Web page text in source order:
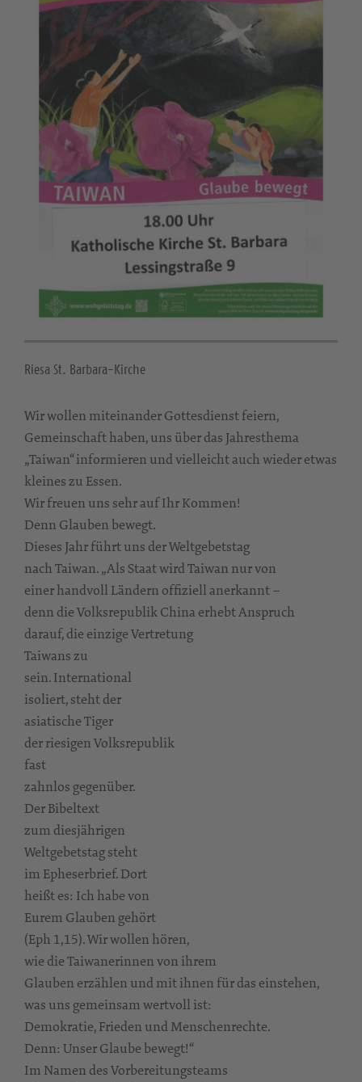
Riesa St. Barbara-Kirche
Wir wollen miteinander Gottesdienst feiern,
Gemeinschaft haben, uns über das Jahresthema
„Taiwan“ informieren und vielleicht auch wieder etwas
kleines zu Essen.
Wir freuen uns sehr auf Ihr Kommen!
Denn Glauben bewegt.
Dieses Jahr führt uns der Weltgebetstag
nach Taiwan. „Als Staat wird Taiwan nur von
einer handvoll Ländern offiziell anerkannt –
denn die Volksrepublik China erhebt Anspruch
darauf, die einzige Vertretung
Taiwans zu
sein. International
isoliert, steht der
asiatische Tiger
der riesigen Volksrepublik
fast
zahnlos gegenüber.
Der Bibeltext
zum diesjährigen
Weltgebetstag steht
im Epheserbrief. Dort
heißt es: Ich habe von
Eurem Glauben gehört
(Eph 1,15). Wir wollen hören,
wie die Taiwanerinnen von ihrem
Glauben erzählen und mit ihnen für das einstehen,
was uns gemeinsam wertvoll ist:
Demokratie, Frieden und Menschenrechte.
Denn: Unser Glaube bewegt!“
Im Namen des Vorbereitungsteams